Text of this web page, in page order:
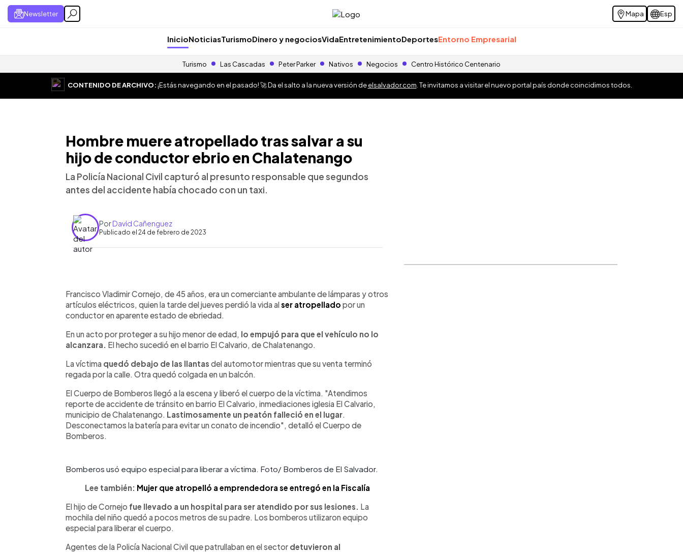
Newsletter Mapa Esp
InicioNoticiasTurismoDinero y negociosVidaEntretenimientoDeportesEntorno Empresarial
Turismo Las Cascadas Peter Parker Nativos Negocios Centro Histórico Centenario
CONTENIDO DE ARCHIVO:¡Estás navegando en el pasado! 🚀 Da el salto a la nueva versión deelsalvador.com . Te invitamos a visitar el nuevo portal país donde coincidimos todos.
Hombre muere atropellado tras salvar a su
hijo de conductor ebrio en Chalatenango
La Policía Nacional Civil capturó al presunto responsable que segundos
antes del accidente había chocado con un taxi.
PorDavid Cañenguez
Publicado el 24 de febrero de 2023
► Escuchar artículo
Francisco Vladimir Cornejo, de 45 años, era un comerciante ambulante de lámparas y otros
artículos eléctricos, quien la tarde del jueves perdió la vida alser atropellado por un
conductor en aparente estado de ebriedad.
En un acto por proteger a su hijo menor de edad, lo empujó para que el vehículo no lo
alcanzara. El hecho sucedió en el barrio El Calvario, de Chalatenango.
La víctima quedó debajo de las llantas del automotor mientras que su venta terminó
regada por la calle. Otra quedó colgada en un balcón.
El Cuerpo de Bomberos llegó a la escena y liberó el cuerpo de la víctima. "Atendimos
reporte de accidente de tránsito en barrio El Calvario, inmediaciones iglesia El Calvario,
municipio de Chalatenango. Lastimosamente un peatón falleció en el lugar.
Desconectamos la batería para evitar un conato de incendio", detalló el Cuerpo de
Bomberos.
Bomberos usó equipo especial para liberar a víctima. Foto/ Bomberos de El Salvador.
Lee también: Mujer que atropelló a emprendedora se entregó en la Fiscalía
El hijo de Cornejo fue llevado a un hospital para ser atendido por sus lesiones. La
mochila del niño quedó a pocos metros de su padre. Los bomberos utilizaron equipo
especial para liberar el cuerpo.
Agentes de la Policía Nacional Civil que patrullaban en el sector detuvieron al